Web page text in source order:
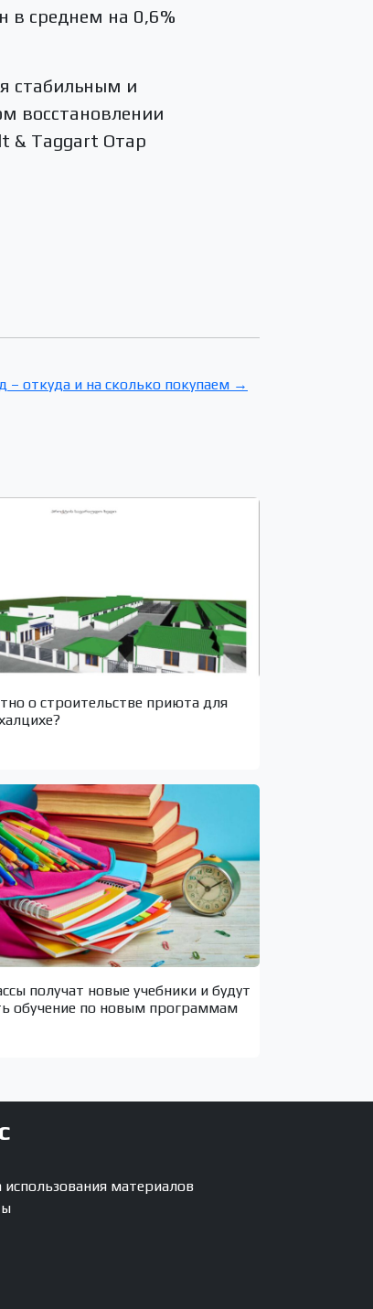
в среднем на 0,6%
стабильным и
восстановлении
& Taggart Отар
– откуда и на сколько покупаем →
о строительстве приюта для
получат новые учебники и будут
обучение по новым программам
использования материалов